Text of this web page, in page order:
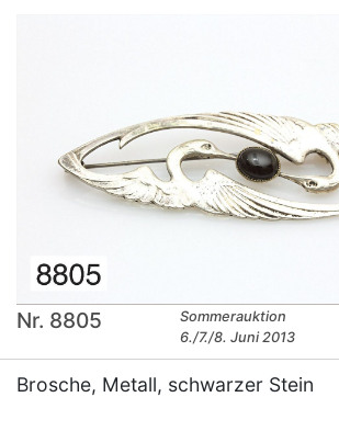
Nr. 8805
Sommerauktion
6./7./8. Juni 2013
Brosche, Metall, schwarzer Stein